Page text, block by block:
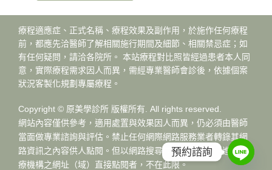
療程適應症、正式名稱、療程效果及副作用，於施作任何療程
前，都應先洽醫師了解相關施行期間及細節、相關禁忌症；如
有任何疑問，請洽各院所。 本站療程對比照皆經過患者本人同
意，實際療程需求因人而異，需經專業醫師會診後，依據個案
狀況客製化規劃專屬療程。
Copyright © 原美學診所 版權所有. All rights reserved.
網站內容僅供參考，適用處置與效果因人而異，仍必須由醫師
當面做專業諮詢與評估。禁止任何網際網路服務業者轉錄其網
路資訊之內容供人點閱。但以網路搜尋或超連結方式，進入醫
療機構之網址（域）直接點閱者，不在此限。
預約諮詢